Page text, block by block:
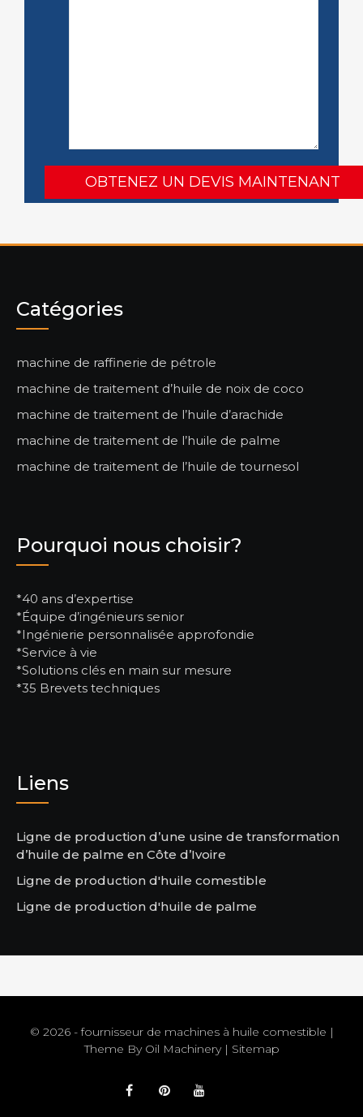
Catégories
machine de raffinerie de pétrole
machine de traitement d’huile de noix de coco
machine de traitement de l’huile d’arachide
machine de traitement de l’huile de palme
machine de traitement de l’huile de tournesol
Pourquoi nous choisir?
*40 ans d’expertise
*Équipe d’ingénieurs senior
*Ingénierie personnalisée approfondie
*Service à vie
*Solutions clés en main sur mesure
*35 Brevets techniques
Liens
Ligne de production d’une usine de transformation
d’huile de palme en Côte d’Ivoire
Ligne de production d'huile comestible
Ligne de production d'huile de palme
© 2026 - fournisseur de machines à huile comestible |
Theme By Oil Machinery| Sitemap